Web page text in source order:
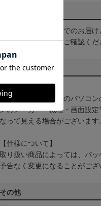
一部商品はメール便でのお届
くはヘルプページをご確認くだ
商品について
【カラーについて】
商品画像は、お使いのパソコ
ンのメーカー・機種・画面設
なって見える場合がございます
【仕様について】
取り扱い商品によっては、パ
予告なく変更になることがござ
その他